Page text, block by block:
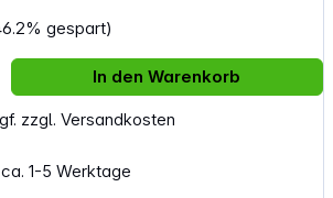
gespart)
zzgl. Versandkosten
1-5 Werktage
Gib den gewünschten
In den Warenkorb